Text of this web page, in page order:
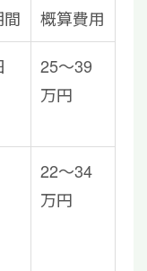
間 概算費用
25～39
万円
22～34
万円